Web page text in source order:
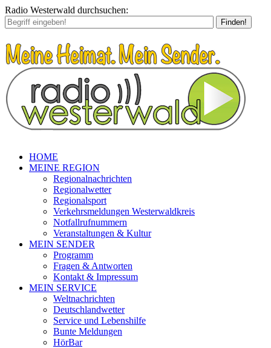
Radio Westerwald durchsuchen:
Finden!
HOME
MEINE REGION
Regionalnachrichten
Regionalwetter
Regionalsport
Verkehrsmeldungen Westerwaldkreis
Notfallrufnummern
Veranstaltungen & Kultur
MEIN SENDER
Programm
Fragen & Antworten
Kontakt & Impressum
MEIN SERVICE
Weltnachrichten
Deutschlandwetter
Service und Lebenshilfe
Bunte Meldungen
HörBar